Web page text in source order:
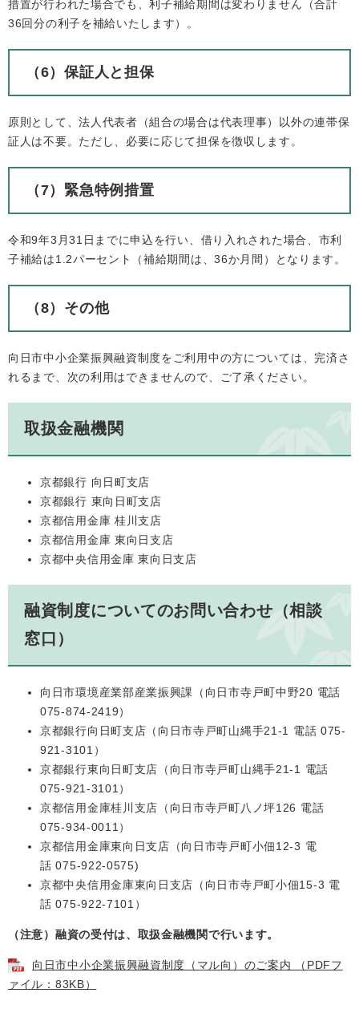
措置が行われた場合でも、利子補給期間は変わりません（合計
36回分の利子を補給いたします）。
（6）保証人と担保
原則として、法人代表者（組合の場合は代表理事）以外の連帯保
証人は不要。ただし、必要に応じて担保を徴収します。
（7）緊急特例措置
令和9年3月31日までに申込を行い、借り入れされた場合、市利
子補給は1.2パーセント（補給期間は、36か月間）となります。
（8）その他
向日市中小企業振興融資制度をご利用中の方については、完済さ
れるまで、次の利用はできませんので、ご了承ください。
取扱金融機関
京都銀行 向日町支店
京都銀行 東向日町支店
京都信用金庫 桂川支店
京都信用金庫 東向日支店
京都中央信用金庫 東向日支店
融資制度についてのお問い合わせ（相談
窓口）
向日市環境産業部産業振興課（向日市寺戸町中野20 電話
075-874-2419）
京都銀行向日町支店（向日市寺戸町山縄手21-1 電話 075-
921-3101）
京都銀行東向日町支店（向日市寺戸町山縄手21-1 電話
075-921-3101）
京都信用金庫桂川支店（向日市寺戸町八ノ坪126 電話
075-934-0011）
京都信用金庫東向日支店（向日市寺戸町小佃12-3 電
話 075-922-0575)
京都中央信用金庫東向日支店（向日市寺戸町小佃15-3 電
話 075-922-7101）
（注意）融資の受付は、取扱金融機関で行います。
向日市中小企業振興融資制度（マル向）のご案内 （PDFフ
ァイル：83KB）